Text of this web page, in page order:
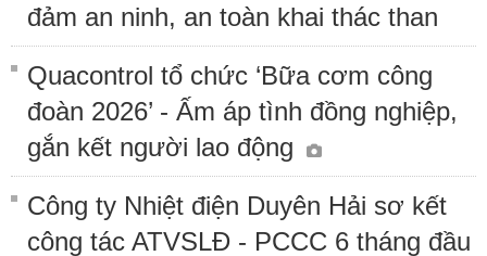
đảm an ninh, an toàn khai thác than
Quacontrol tổ chức ‘Bữa cơm công
đoàn 2026’ - Ấm áp tình đồng nghiệp,
gắn kết người lao động
Công ty Nhiệt điện Duyên Hải sơ kết
công tác ATVSLĐ - PCCC 6 tháng đầu